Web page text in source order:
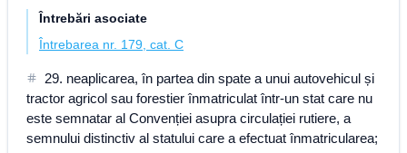
Întrebări asociate
Întrebarea nr. 179, cat. C
29. neaplicarea, în partea din spate a unui autovehicul și
tractor agricol sau forestier înmatriculat într-un stat care nu
este semnatar al Convenției asupra circulației rutiere, a
semnului distinctiv al statului care a efectuat înmatricularea;